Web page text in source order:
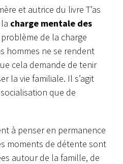
et autrice du livre T’as
charge mentale des
de la charge
hommes ne se rendent
cela demande de tenir
la vie familiale. Il s’agit
que de
à penser en permanence
moments de détente sont
autour de la famille, de